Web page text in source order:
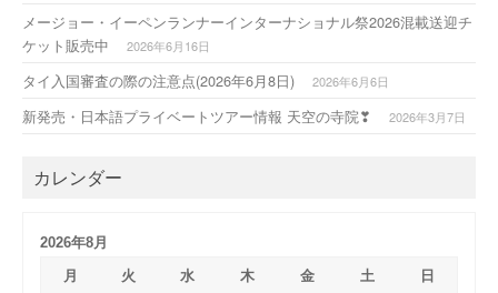
メージョー・イーペンランナーインターナショナル祭2026混載送迎チ
ケット販売中
2026年6月16日
タイ入国審査の際の注意点(2026年6月8日) 2026年6月6日
新発売・日本語プライベートツアー情報 天空の寺院❣ 2026年3月7日
カレンダー
2026年8月
月
火 水 木 金 土 日